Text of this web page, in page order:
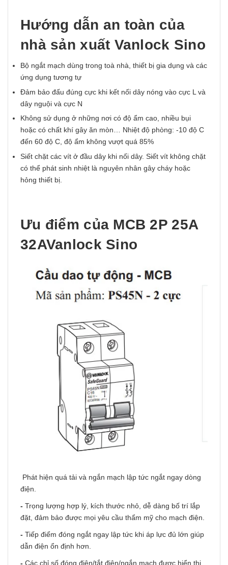
Hướng dẫn an toàn của
nhà sản xuất Vanlock Sino
Bộ ngắt mạch dùng trong toà nhà, thiết bị gia dụng và các
ứng dụng tương tự
Đảm bảo đấu đúng cực khi kết nối dây nóng vào cực L và
dây nguội và cực N
Không sử dụng ở những nơi có độ ẩm cao, nhiều bụi
hoặc có chất khí gây ăn mòn… Nhiệt độ phòng: -10 độ C
đến 60 độ C, độ ẩm không vượt quá 85%
Siết chặt các vít ở đầu dây khi nối dây. Siết vít không chặt
có thể phát sinh nhiệt là nguyên nhân gây cháy hoặc
hỏng thiết bị.
Ưu điểm của MCB 2P 25A
32AVanlock Sino
Phát hiện quá tải và ngắn mạch lập tức ngắt ngay dòng
điện.
- Trọng lượng hợp lý, kích thước nhỏ, dễ dàng bố trí lắp
đặt, đảm bảo được mọi yêu cầu thẩm mỹ cho mạch điện.
- Tiếp điểm đóng ngắt ngay lập tức khi áp lực đủ lớn giúp
dẫn điện ổn định hơn.
- Các chỉ số đóng điện/tắt điện/ngắn mạch được hiển thị